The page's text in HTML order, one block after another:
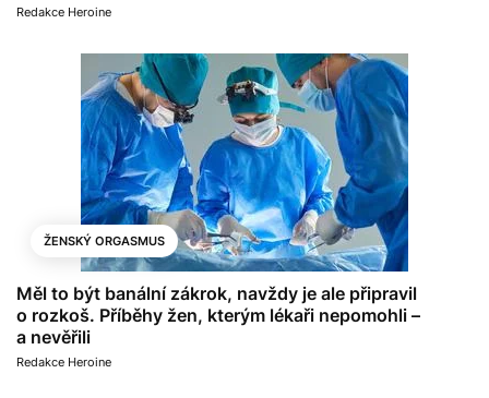
Redakce Heroine
ŽENSKÝ ORGASMUS
Měl to být banální zákrok, navždy je ale připravil
o rozkoš. Příběhy žen, kterým lékaři nepomohli –
a nevěřili
Redakce Heroine